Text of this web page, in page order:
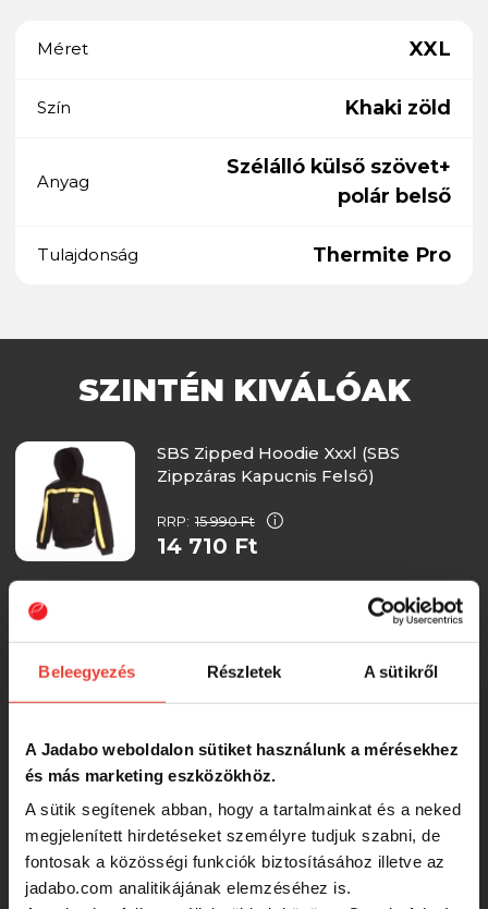
Beleegyezés Részletek A sütikről
A Jadabo weboldalon sütiket használunk a mérésekhez
és más marketing eszközökhöz.
A sütik segítenek abban, hogy a tartalmainkat és a neked
megjelenített hirdetéseket személyre tudjuk szabni, de
fontosak a közösségi funkciók biztosításához illetve az
jadabo.com analitikájának elemzéséhez is.
Méret XXL
Szín Khaki zöld
Anyag
Szélálló külső szövet+
polár belső
Tulajdonság Thermite Pro
SZINTÉN KIVÁLÓAK
SBS Zipped Hoodie Xxxl (SBS
Zippzáras Kapucnis Felső)
RRP: 15 990 Ft
14 710 Ft
Delphin Ixtera HYBRIX hibrid
-15%
14 200 Ft
Delphin Ixtera HYBRIX hibrid
átmeneti kabát (L)
-15%
14 200 Ft